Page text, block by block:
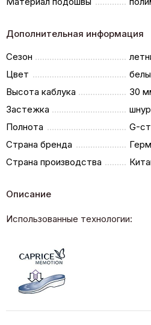
Дополнительная информация
Сезон
Цвет
Высота каблука
30
Застежка
Полнота
G-
Страна бренда
Страна производства
Описание
Использованные технологии: